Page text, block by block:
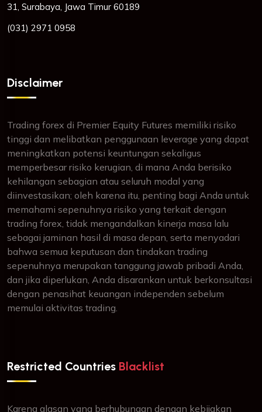
31, Surabaya, Jawa Timur 60189
(031) 2971 0958
Disclaimer
Trading forex di Premier Equity Futures memiliki risiko
tinggi dan melibatkan penggunaan leverage yang dapat
meningkatkan potensi keuntungan sekaligus
memperbesar risiko kerugian, di mana Anda berisiko
kehilangan sebagian atau seluruh modal yang
diinvestasikan; oleh karena itu, penting bagi Anda untuk
memahami sepenuhnya risiko yang terkait dengan
trading forex, tidak mengandalkan kinerja masa lalu
sebagai jaminan hasil di masa depan, serta menyadari
bahwa semua keputusan dan tindakan trading
sepenuhnya merupakan tanggung jawab pribadi Anda,
dan jika diperlukan, Anda disarankan untuk berkonsultasi
dengan penasihat keuangan independen sebelum
memulai aktivitas trading.
Restricted Countries Blacklist
Karena alasan yang berhubungan dengan kebijakan